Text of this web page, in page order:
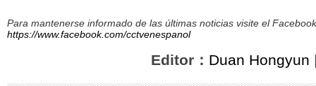
Para mantenerse informado de las últimas noticias visite el
https://www.facebook.com/cctvenespanol
Editor： Duan Hongyun